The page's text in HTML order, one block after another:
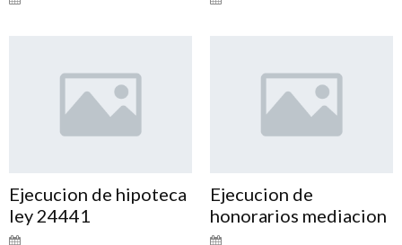
Ejecucion de hipoteca
ley 24441
Ejecucion de
honorarios mediacion